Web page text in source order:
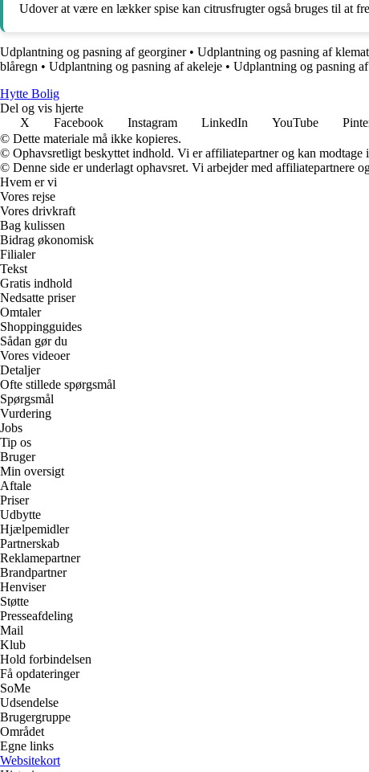
Udover at være en lækker spise kan citrusfrugter også bruges til at
Udplantning og pasning af georginer• Udplantning og pasning af
blåregn • Udplantning og pasning af akeleje • Udplantning og pasning
Hytte Bolig
Del og vis hjerte
X
Facebook Instagram LinkedIn YouTube
© Dette materiale må ikke kopieres.
© Ophavsretligt beskyttet indhold. Vi er affiliatepartner og kan modtage
© Denne side er underlagt ophavsret. Vi arbejder med affiliatepartnere
Hvem er vi
Vores rejse
Vores drivkraft
Bag kulissen
Bidrag økonomisk
Filialer
Tekst
Gratis indhold
Nedsatte priser
Omtaler
Shoppingguides
Sådan gør du
Vores videoer
Detaljer
Ofte stillede spørgsmål
Spørgsmål
Vurdering
Jobs
Tip os
Bruger
Min oversigt
Aftale
Priser
Udbytte
Hjælpemidler
Partnerskab
Reklamepartner
Brandpartner
Henviser
Støtte
Presseafdeling
Mail
Klub
Hold forbindelsen
Få opdateringer
SoMe
Udsendelse
Brugergruppe
Området
Egne links
Websitekort